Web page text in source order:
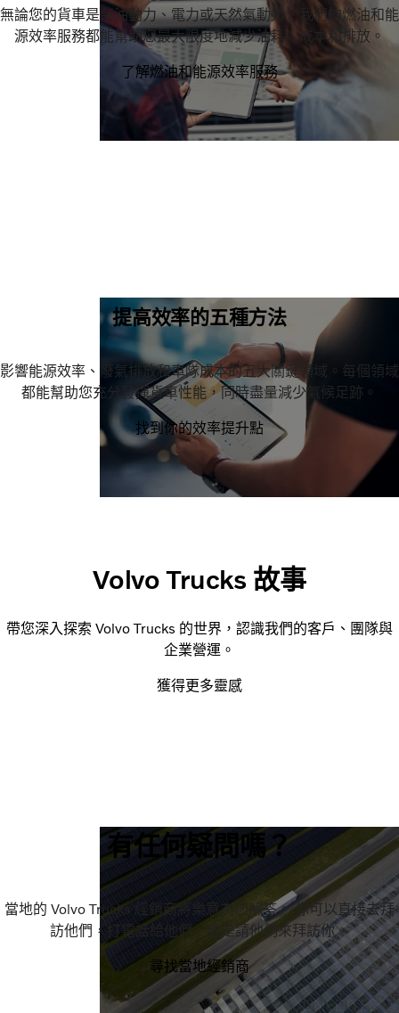
無論您的貨車是柴油動力、電力或天然氣動力，我們的燃油和能
源效率服務都能幫助您最大限度地減少油耗、成本和排放。
了解燃油和能源效率服務
提高效率的五種方法
影響能源效率、廢氣排放和車隊成本的五大關鍵領域。每個領域
都能幫助您充分發揮貨車性能，同時盡量減少氣候足跡。
找到你的效率提升點
Volvo Trucks 故事
帶您深入探索 Volvo Trucks 的世界，認識我們的客戶、團隊與
企業營運。
獲得更多靈感
有任何疑問嗎？
當地的 Volvo Trucks 經銷商將樂意為您解答。 你可以直接去拜
訪他們，打電話給他們，或是請他們來拜訪你。
尋找當地經銷商